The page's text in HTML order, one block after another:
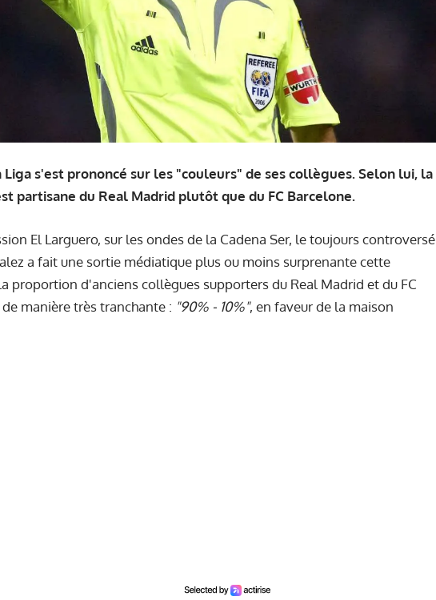
Liga s'est prononcé sur les "couleurs" de ses collègues. Selon lui, la
partisane du Real Madrid plutôt que du FC Barcelone.
El Larguero, sur les ondes de la Cadena Ser, le toujours controversé
a fait une sortie médiatique plus ou moins surprenante cette
proportion d'anciens collègues supporters du Real Madrid et du FC
manière très tranchante : "90% - 10%", en faveur de la maison